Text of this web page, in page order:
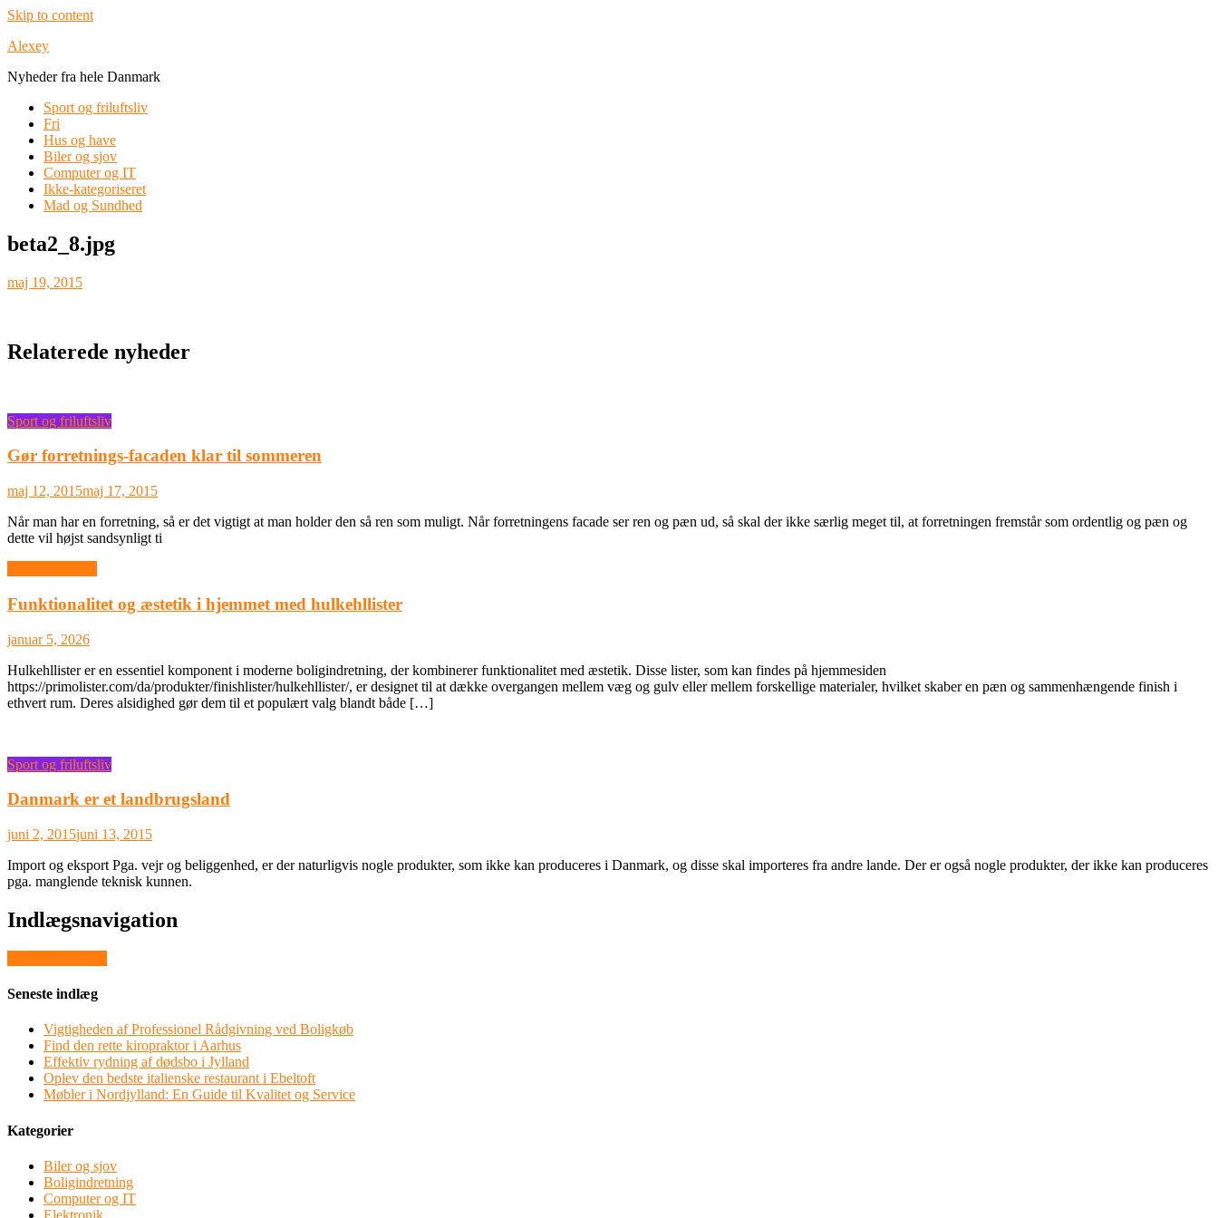
Skip to content
Alexey
Nyheder fra hele Danmark
Sport og friluftsliv
Fri
Hus og have
Biler og sjov
Computer og IT
Ikke-kategoriseret
Mad og Sundhed
beta2_8.jpg
maj 19, 2015
Relaterede nyheder
Sport og friluftsliv
Gør forretnings-facaden klar til sommeren
maj 12, 2015maj 17, 2015
Når man har en forretning, så er det vigtigt at man holder den så ren som muligt. Når forretningens facade ser ren og pæn ud, så skal der ikke særlig meget til, at forretningen fremstår som ordentlig og pæn og
dette vil højst sandsynligt ti
Funktionalitet og æstetik i hjemmet med hulkehllister
januar 5, 2026
Hulkehllister er en essentiel komponent i moderne boligindretning, der kombinerer funktionalitet med æstetik. Disse lister, som kan findes på hjemmesiden
https://primolister.com/da/produkter/finishlister/hulkehllister/, er designet til at dække overgangen mellem væg og gulv eller mellem forskellige materialer, hvilket skaber en pæn og sammenhængende finish i
ethvert rum. Deres alsidighed gør dem til et populært valg blandt både […]
Sport og friluftsliv
Danmark er et landbrugsland
juni 2, 2015juni 13, 2015
Import og eksport Pga. vejr og beliggenhed, er der naturligvis nogle produkter, som ikke kan produceres i Danmark, og disse skal importeres fra andre lande. Der er også nogle produkter, der ikke kan produceres
pga. manglende teknisk kunnen.
Indlægsnavigation
Seneste indlæg
Vigtigheden af Professionel Rådgivning ved Boligkøb
Find den rette kiropraktor i Aarhus
Effektiv rydning af dødsbo i Jylland
Oplev den bedste italienske restaurant i Ebeltoft
Møbler i Nordjylland: En Guide til Kvalitet og Service
Kategorier
Biler og sjov
Boligindretning
Computer og IT
Elektronik